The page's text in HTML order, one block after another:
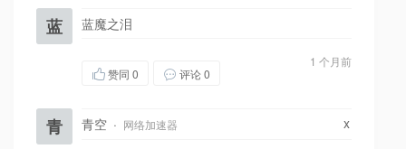
蓝 蓝魔之泪
1 个月前
赞同 0 评论 0
青 青空 · 网络加速器 x